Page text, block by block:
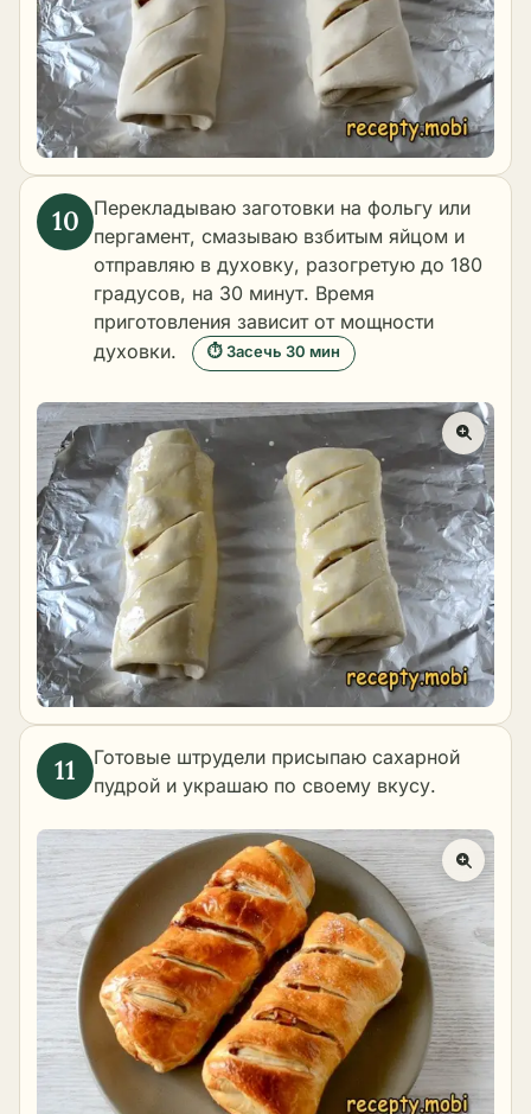
Перекладываю заготовки на фольгу или
пергамент, смазываю взбитым яйцом и
отправляю в духовку, разогретую до 180
градусов, на 30 минут. Время
приготовления зависит от мощности
духовки.
⏱ Засечь 30 мин
Готовые штрудели присыпаю сахарной
пудрой и украшаю по своему вкусу.